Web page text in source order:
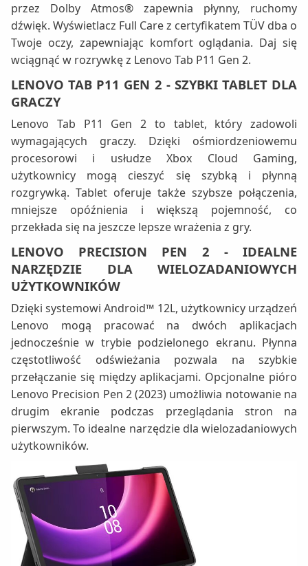
przez Dolby Atmos® zapewnia płynny, ruchomy
dźwięk. Wyświetlacz Full Care z certyfikatem TÜV dba o
Twoje oczy, zapewniając komfort oglądania. Daj się
wciągnąć w rozrywkę z Lenovo Tab P11 Gen 2.
LENOVO TAB P11 GEN 2 - SZYBKI TABLET DLA
GRACZY
Lenovo Tab P11 Gen 2 to tablet, który zadowoli
wymagających graczy. Dzięki ośmiordzeniowemu
procesorowi i usłudze Xbox Cloud Gaming,
użytkownicy mogą cieszyć się szybką i płynną
rozgrywką. Tablet oferuje także szybsze połączenia,
mniejsze opóźnienia i większą pojemność, co
przekłada się na jeszcze lepsze wrażenia z gry.
LENOVO PRECISION PEN 2 - IDEALNE
NARZĘDZIE DLA WIELOZADANIOWYCH
UŻYTKOWNIKÓW
Dzięki systemowi Android™ 12L, użytkownicy urządzeń
Lenovo mogą pracować na dwóch aplikacjach
jednocześnie w trybie podzielonego ekranu. Płynna
częstotliwość odświeżania pozwala na szybkie
przełączanie się między aplikacjami. Opcjonalne pióro
Lenovo Precision Pen 2 (2023) umożliwia notowanie na
drugim ekranie podczas przeglądania stron na
pierwszym. To idealne narzędzie dla wielozadaniowych
użytkowników.